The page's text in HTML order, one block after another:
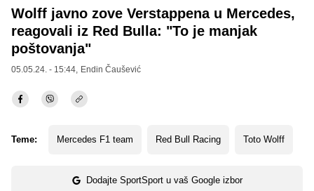
Wolff javno zove Verstappena u Mercedes,
reagovali iz Red Bulla: "To je manjak
poštovanja"
05.05.24. - 15:44, Endin Čaušević
Teme: Mercedes F1 team Red Bull Racing Toto Wolff
Dodajte SportSport u vaš Google izbor